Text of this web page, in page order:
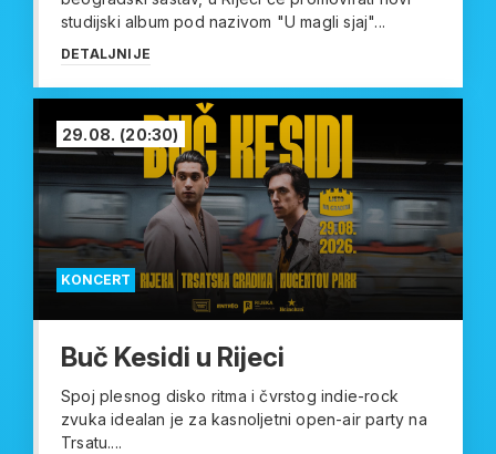
studijski album pod nazivom "U magli sjaj"...
DETALJNIJE
KONCERT
29.08. (20:30)
Buč Kesidi u Rijeci
Spoj plesnog disko ritma i čvrstog indie-rock
zvuka idealan je za kasnoljetni open-air party na
Trsatu....